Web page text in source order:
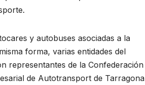
y autobuses asociadas a la
forma, varias entidades del
representantes de la Confederación
de Autotransport de Tarragona